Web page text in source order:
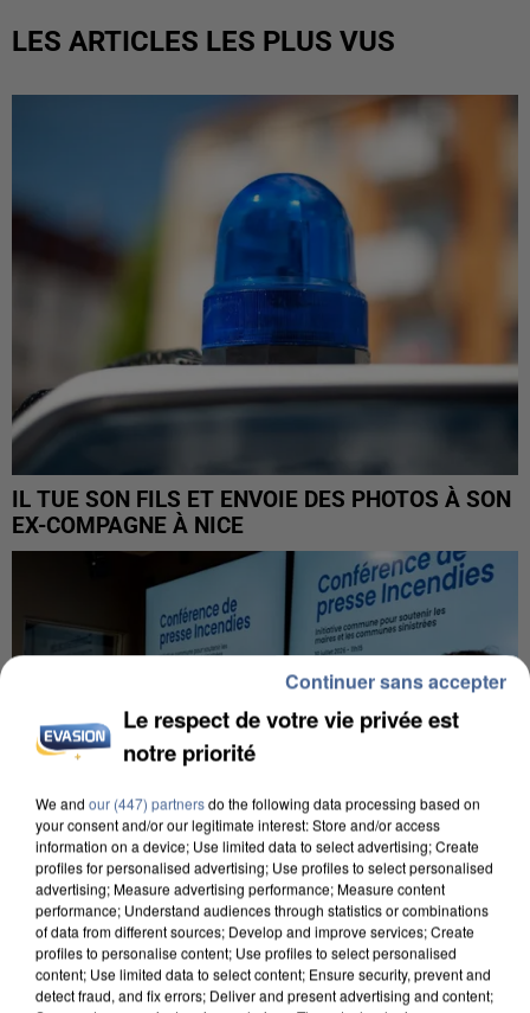
LES ARTICLES LES PLUS VUS
IL TUE SON FILS ET ENVOIE DES PHOTOS À SON
EX-COMPAGNE À NICE
INCENDIES : L’ÎLE-DE-FRANCE LANCE UN ÉLAN
DE SOLIDARITÉ AVEC LES...
Le respect de votre vie privée est
notre priorité
We and our (447) partnersdo the following data processing based on
your consent and/or our legitimate interest: Store and/or access
information on a device; Use limited data to select advertising; Create
profiles for personalised advertising; Use profiles to select personalised
advertising; Measure advertising performance; Measure content
performance; Understand audiences through statistics or combinations
of data from different sources; Develop and improve services; Create
profiles to personalise content; Use profiles to select personalised
content; Use limited data to select content; Ensure security, prevent and
detect fraud, and fix errors; Deliver and present advertising and content;
Continuer sans accepter